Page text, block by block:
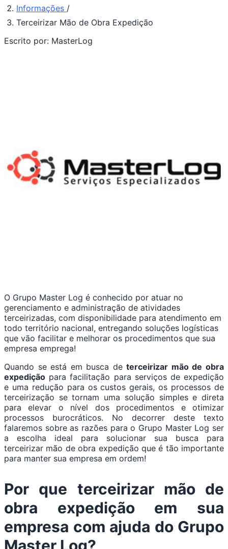
Informações /
Terceirizar Mão de Obra Expedição
Escrito por: MasterLog
O Grupo Master Log é conhecido por atuar no
gerenciamento e administração de atividades
terceirizadas, com disponibilidade para atendimento em
todo território nacional, entregando soluções logísticas
que vão facilitar e melhorar os procedimentos que sua
empresa emprega!
Quando se está em busca deterceirizar mão de obra
expedição para facilitação para serviços de expedição
e uma redução para os custos gerais, os processos de
terceirização se tornam uma solução simples e direta
para elevar o nível dos procedimentos e otimizar
processos burocráticos. No decorrer deste texto
falaremos sobre as razões para o Grupo Master Log ser
a escolha ideal para solucionar sua busca para
terceirizar mão de obra expedição que é tão importante
para manter sua empresa em ordem!
Por que terceirizar mão de
obra expedição em sua
empresa com ajuda do Grupo